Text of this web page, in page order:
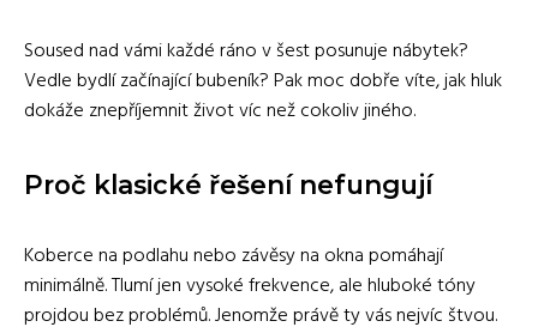
Soused nad vámi každé ráno v šest posunuje nábytek?
Vedle bydlí začínající bubeník? Pak moc dobře víte, jak hluk
dokáže znepříjemnit život víc než cokoliv jiného.
Proč klasické řešení nefungují
Koberce na podlahu nebo závěsy na okna pomáhají
minimálně. Tlumí jen vysoké frekvence, ale hluboké tóny
projdou bez problémů. Jenomže právě ty vás nejvíc štvou.